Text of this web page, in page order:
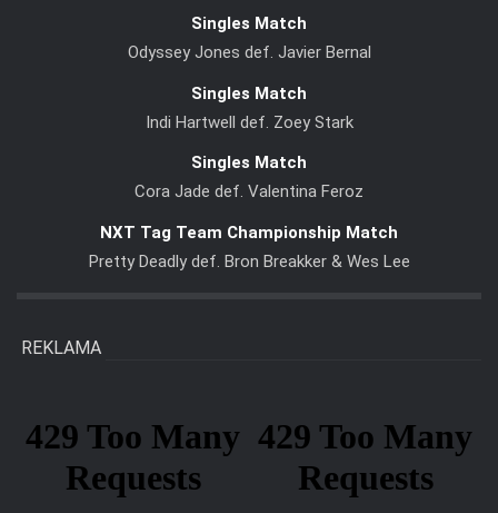
Singles Match
Odyssey Jones def. Javier Bernal
Singles Match
Indi Hartwell def. Zoey Stark
Singles Match
Cora Jade def. Valentina Feroz
NXT Tag Team Championship Match
Pretty Deadly def. Bron Breakker & Wes Lee
REKLAMA